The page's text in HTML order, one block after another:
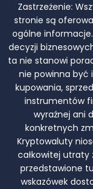
Zastrzeżenie:
stronie są
ogólne
decyzji
ta nie stanowi
nie powinna być
kupowania,
instrumentów
wyraźnej ani
konkretnych
Kryptowaluty
całkowitej utraty
przedstawione
wskazówek